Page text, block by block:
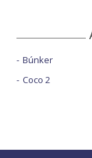
Búnker
Coco 2